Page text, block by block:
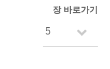
장 바로가기